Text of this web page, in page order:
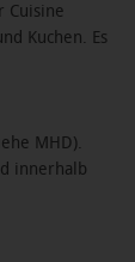
Cuisine
Kuchen. Es
MHD).
innerhalb